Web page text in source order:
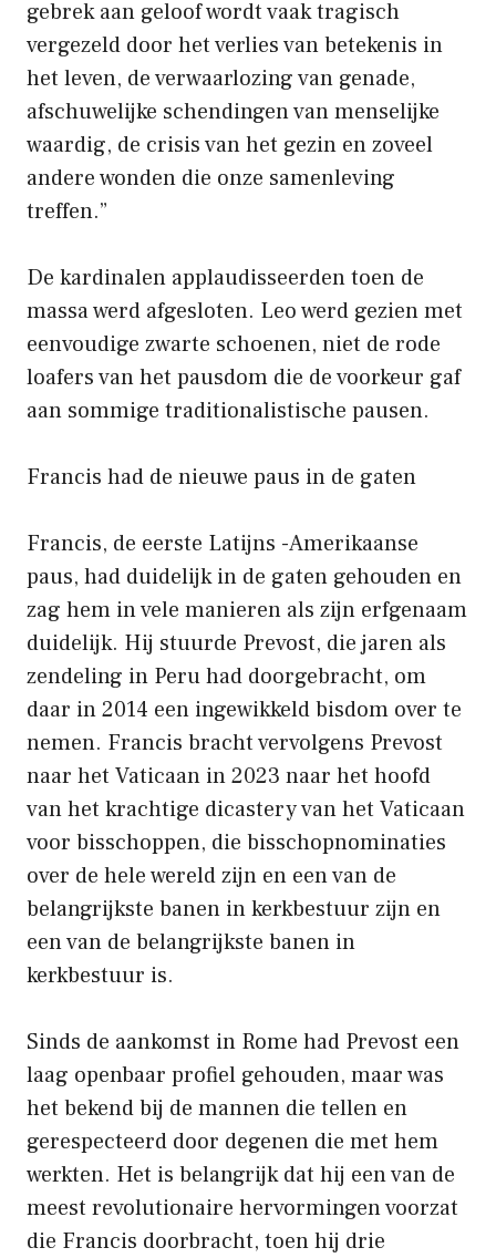
gebrek aan geloof wordt vaak tragisch
vergezeld door het verlies van betekenis in
het leven, de verwaarlozing van genade,
afschuwelijke schendingen van menselijke
waardig, de crisis van het gezin en zoveel
andere wonden die onze samenleving
treffen.”
De kardinalen applaudisseerden toen de
massa werd afgesloten. Leo werd gezien met
eenvoudige zwarte schoenen, niet de rode
loafers van het pausdom die de voorkeur gaf
aan sommige traditionalistische pausen.
Francis had de nieuwe paus in de gaten
Francis, de eerste Latijns -Amerikaanse
paus, had duidelijk in de gaten gehouden en
zag hem in vele manieren als zijn erfgenaam
duidelijk. Hij stuurde Prevost, die jaren als
zendeling in Peru had doorgebracht, om
daar in 2014 een ingewikkeld bisdom over te
nemen. Francis bracht vervolgens Prevost
naar het Vaticaan in 2023 naar het hoofd
van het krachtige dicastery van het Vaticaan
voor bisschoppen, die bisschopnominaties
over de hele wereld zijn en een van de
belangrijkste banen in kerkbestuur zijn en
een van de belangrijkste banen in
kerkbestuur is.
Sinds de aankomst in Rome had Prevost een
laag openbaar profiel gehouden, maar was
het bekend bij de mannen die tellen en
gerespecteerd door degenen die met hem
werkten. Het is belangrijk dat hij een van de
meest revolutionaire hervormingen voorzat
die Francis doorbracht, toen hij drie